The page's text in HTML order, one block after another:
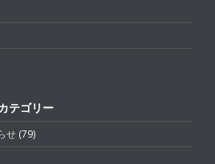
テゴリー
せ (79)